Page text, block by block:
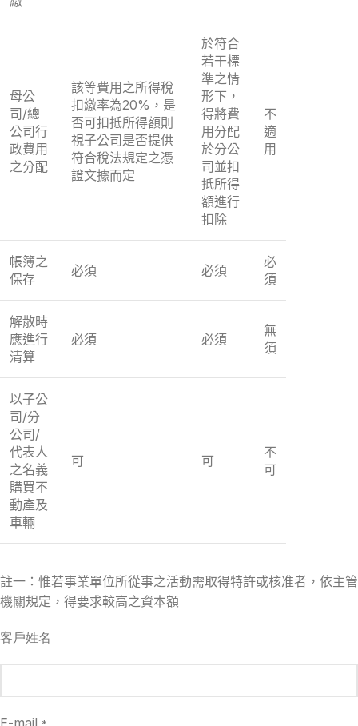
母公
司/總
公司行
政費用
之分配
該等費用之所得稅
扣繳率為20%，是
否可扣抵所得額則
視子公司是否提供
符合稅法規定之憑
證文據而定
於符合
若干標
準之情
形下，
得將費
用分配
於分公
司並扣
抵所得
額進行
扣除
不
適
用
帳簿之
保存
必須 必須
必
須
解散時
應進行
清算
必須 必須
無
須
以子公
司/分
公司/
代表人
之名義
購買不
動產及
車輛
可 可
不
可
註一：惟若事業單位所從事之活動需取得特許或核准者，依主管
機關規定，得要求較高之資本額
客戶姓名
E-mail